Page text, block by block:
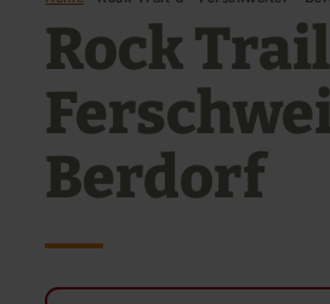
Rock
Berdorf